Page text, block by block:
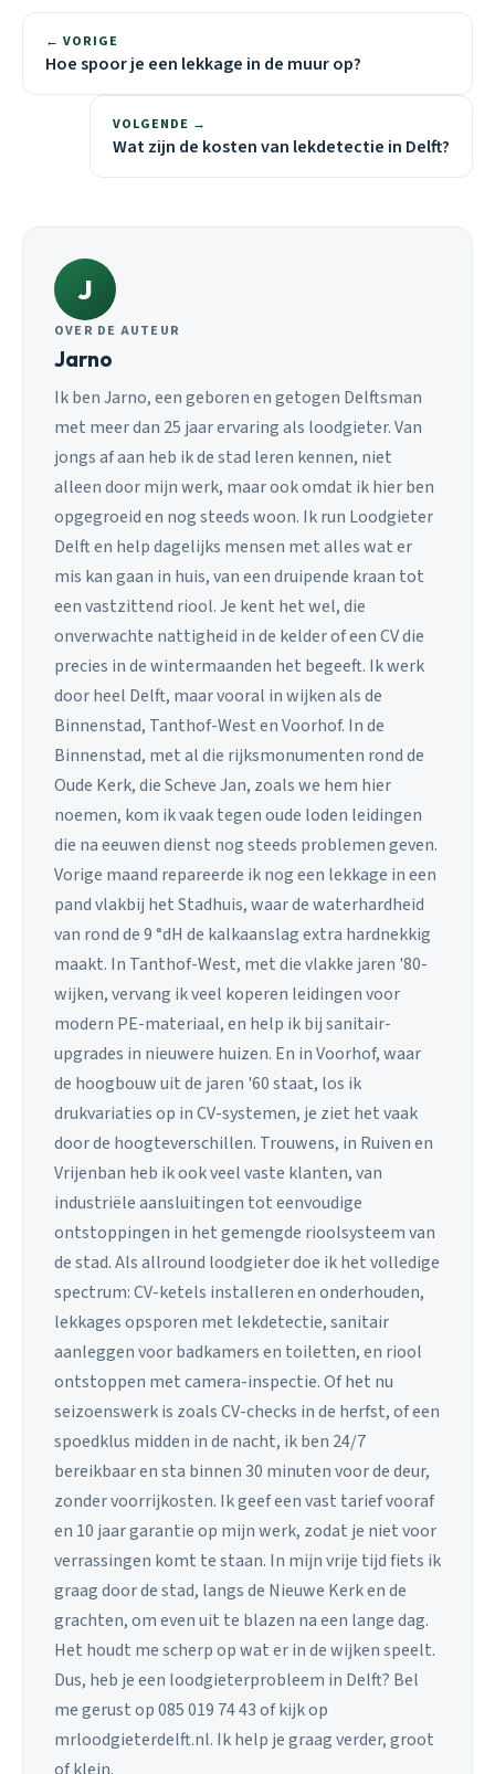
← VORIGE
Hoe spoor je een lekkage in de muur op?
VOLGENDE →
Wat zijn de kosten van lekdetectie in Delft?
J
OVER DE AUTEUR
Jarno
Ik ben Jarno, een geboren en getogen Delftsman
met meer dan 25 jaar ervaring als loodgieter. Van
jongs af aan heb ik de stad leren kennen, niet
alleen door mijn werk, maar ook omdat ik hier ben
opgegroeid en nog steeds woon. Ik run Loodgieter
Delft en help dagelijks mensen met alles wat er
mis kan gaan in huis, van een druipende kraan tot
een vastzittend riool. Je kent het wel, die
onverwachte nattigheid in de kelder of een CV die
precies in de wintermaanden het begeeft. Ik werk
door heel Delft, maar vooral in wijken als de
Binnenstad, Tanthof-West en Voorhof. In de
Binnenstad, met al die rijksmonumenten rond de
Oude Kerk, die Scheve Jan, zoals we hem hier
noemen, kom ik vaak tegen oude loden leidingen
die na eeuwen dienst nog steeds problemen geven.
Vorige maand repareerde ik nog een lekkage in een
pand vlakbij het Stadhuis, waar de waterhardheid
van rond de 9 °dH de kalkaanslag extra hardnekkig
maakt. In Tanthof-West, met die vlakke jaren '80-
wijken, vervang ik veel koperen leidingen voor
modern PE-materiaal, en help ik bij sanitair-
upgrades in nieuwere huizen. En in Voorhof, waar
de hoogbouw uit de jaren '60 staat, los ik
drukvariaties op in CV-systemen, je ziet het vaak
door de hoogteverschillen. Trouwens, in Ruiven en
Vrijenban heb ik ook veel vaste klanten, van
industriële aansluitingen tot eenvoudige
ontstoppingen in het gemengde rioolsysteem van
de stad. Als allround loodgieter doe ik het volledige
spectrum: CV-ketels installeren en onderhouden,
lekkages opsporen met lekdetectie, sanitair
aanleggen voor badkamers en toiletten, en riool
ontstoppen met camera-inspectie. Of het nu
seizoenswerk is zoals CV-checks in de herfst, of een
spoedklus midden in de nacht, ik ben 24/7
bereikbaar en sta binnen 30 minuten voor de deur,
zonder voorrijkosten. Ik geef een vast tarief vooraf
en 10 jaar garantie op mijn werk, zodat je niet voor
verrassingen komt te staan. In mijn vrije tijd fiets ik
graag door de stad, langs de Nieuwe Kerk en de
grachten, om even uit te blazen na een lange dag.
Het houdt me scherp op wat er in de wijken speelt.
Dus, heb je een loodgieterprobleem in Delft? Bel
me gerust op 085 019 74 43 of kijk op
mrloodgieterdelft.nl. Ik help je graag verder, groot